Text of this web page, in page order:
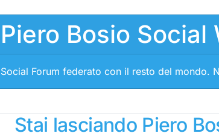
Piero Bosio Social
Social Forum federato con il resto del mondo.
Stai lasciando Piero